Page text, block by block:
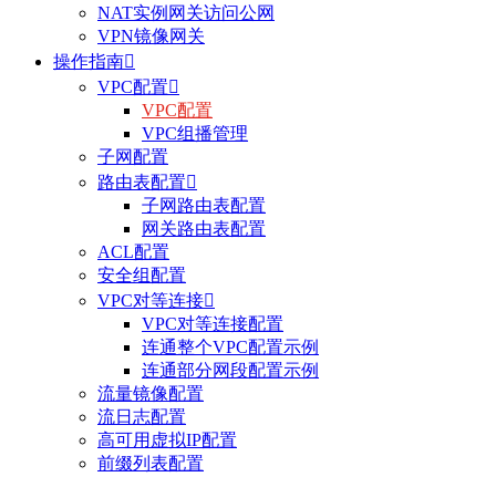
NAT实例网关访问公网
VPN镜像网关
操作指南
VPC配置
VPC配置
VPC组播管理
子网配置
路由表配置
子网路由表配置
网关路由表配置
ACL配置
安全组配置
VPC对等连接
VPC对等连接配置
连通整个VPC配置示例
连通部分网段配置示例
流量镜像配置
流日志配置
高可用虚拟IP配置
前缀列表配置